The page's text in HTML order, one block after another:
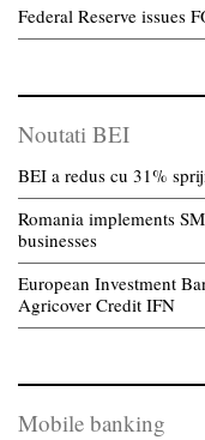
Federal Reserve issues
Noutati BEI
BEI a redus cu 31%
Romania implements
businesses
European Investment
Agricover Credit IFN
Mobile banking